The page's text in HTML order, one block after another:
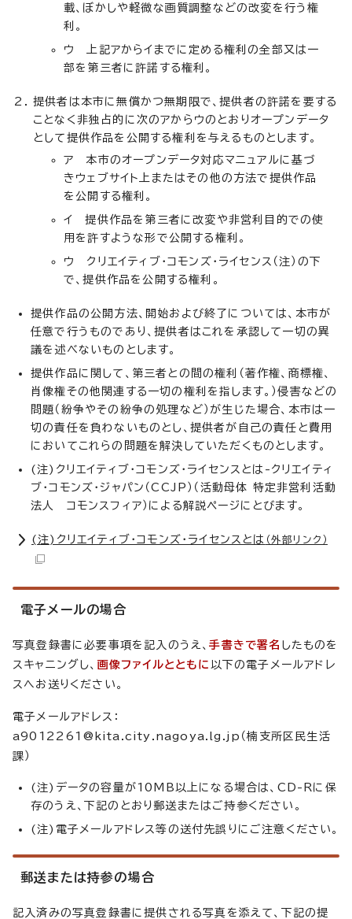
載、ぼかしや軽微な画質調整などの改変を行う権
利。
ウ 上記アからイまでに定める権利の全部又は一
部を第三者に許諾する権利。
提供者は本市に無償かつ無期限で、提供者の許諾を要する
ことなく非独占的に次のアからウのとおりオープンデータ
として提供作品を公開する権利を与えるものとします。
ア 本市のオープンデータ対応マニュアルに基づ
きウェブサイト上またはその他の方法で提供作品
を公開する権利。
イ 提供作品を第三者に改変や非営利目的での使
用を許すような形で公開する権利。
ウ クリエイティブ・コモンズ・ライセンス（注）の下
で、提供作品を公開する権利。
提供作品の公開方法、開始および終了については、本市が
任意で行うものであり、提供者はこれを承認して一切の異
議を述べないものとします。
提供作品に関して、第三者との間の権利（著作権、商標権、
肖像権その他関連する一切の権利を指します。）侵害などの
問題（紛争やその紛争の処理など）が生じた場合、本市は一
切の責任を負わないものとし、提供者が自己の責任と費用
においてこれらの問題を解決していただくものとします。
(注)クリエイティブ・コモンズ・ライセンスとは-クリエイティ
ブ・コモンズ・ジャパン（CCJP）（活動母体 特定非営利活動
法人 コモンスフィア）による解説ページにとびます。
(注)クリエイティブ・コモンズ・ライセンスとは （外部リンク）
電子メールの場合
写真登録書に必要事項を記入のうえ、手書きで署名 したものを
スキャニングし、 画像ファイルとともに 以下の電子メールアドレ
スへお送りください。
電子メールアドレス：
a9012261@kita.city.nagoya.lg.jp（楠支所区民生活
課）
(注)データの容量が10MB以上になる場合は、CD-Rに保
存のうえ、下記のとおり郵送またはご持参ください。
(注)電子メールアドレス等の送付先誤りにご注意ください。
郵送または持参の場合
記入済みの写真登録書に提供される写真を添えて、下記の提